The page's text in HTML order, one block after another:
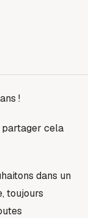
!
partager cela
dans un
toujours